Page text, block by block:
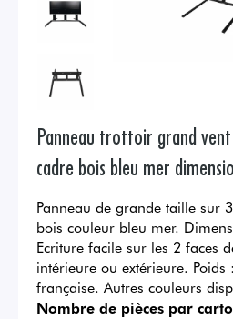
Panneau trottoir grand
cadre bois bleu mer
Panneau de grande taille sur
bois couleur bleu mer.
Ecriture facile sur les 2 faces
intérieure ou extérieure.
française. Autres couleurs
Nombre de pièces par